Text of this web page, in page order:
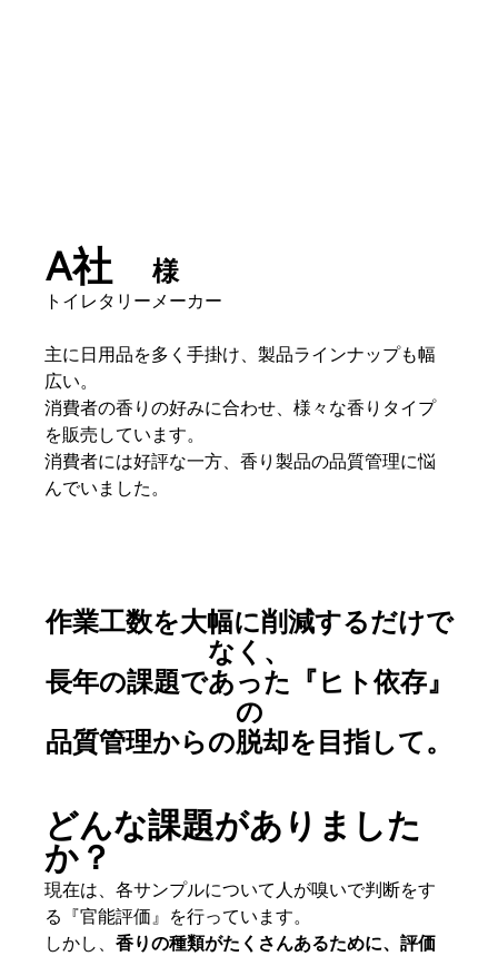
A社 様
トイレタリーメーカー
主に日用品を多く手掛け、製品ラインナップも幅
広い。
消費者の香りの好みに合わせ、様々な香りタイプ
を販売しています。
消費者には好評な一方、香り製品の品質管理に悩
んでいました。
作業工数を大幅に削減するだけで
なく、
長年の課題であった『ヒト依存』
の
品質管理からの脱却を目指して。
どんな課題がありました
か？
現在は、各サンプルについて人が嗅いで判断をす
る『官能評価』を行っています。
しかし、香りの種類がたくさんあるために、評価